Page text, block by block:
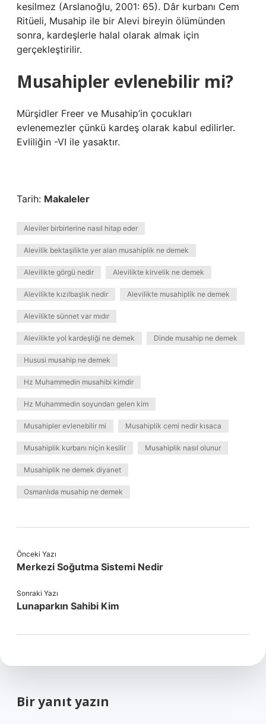
kesilmez (Arslanoğlu, 2001: 65). Dâr kurbanı Cem
Ritüeli, Musahip ile bir Alevi bireyin ölümünden
sonra, kardeşlerle halal olarak almak için
gerçekleştirilir.
Musahipler evlenebilir mi?
Mürşidler Freer ve Musahip’in çocukları
evlenemezler çünkü kardeş olarak kabul edilirler.
Evliliğin -VI ile yasaktır.
Tarih: Makaleler
Aleviler birbirlerine nasıl hitap eder
Alevilik bektaşilikte yer alan musahiplik ne demek
Alevilikte görgü nedir Alevilikte kirvelik ne demek
Alevilikte kızılbaşlık nedir Alevilikte musahiplik ne demek
Alevilikte sünnet var mıdır
Alevilikte yol kardeşliği ne demek Dinde musahip ne demek
Hususi musahip ne demek
Hz Muhammedin musahibi kimdir
Hz Muhammedin soyundan gelen kim
Musahipler evlenebilir mi Musahiplik cemi nedir kısaca
Musahiplik kurbanı niçin kesilir Musahiplik nasıl olunur
Musahiplik ne demek diyanet
Osmanlıda musahip ne demek
Önceki Yazı
Merkezi Soğutma Sistemi Nedir
Sonraki Yazı
Lunaparkın Sahibi Kim
Bir yanıt yazın